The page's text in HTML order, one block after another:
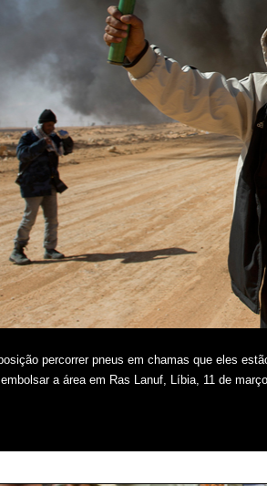
percorrer pneus em chamas que eles
a área em Ras Lanuf, Líbia, 11 de